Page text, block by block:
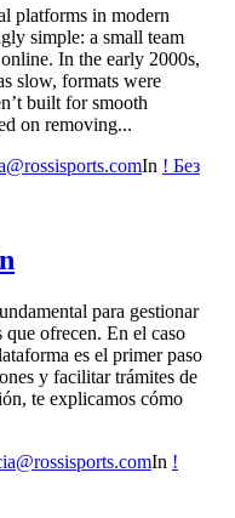
platforms in modern
simple: a small team
In the early 2000s,
slow, formats were
built for smooth
on removing...
In ! Без
para gestionar
ofrecen. En el caso
es el primer paso
y facilitar trámites de
te explicamos cómo
In !